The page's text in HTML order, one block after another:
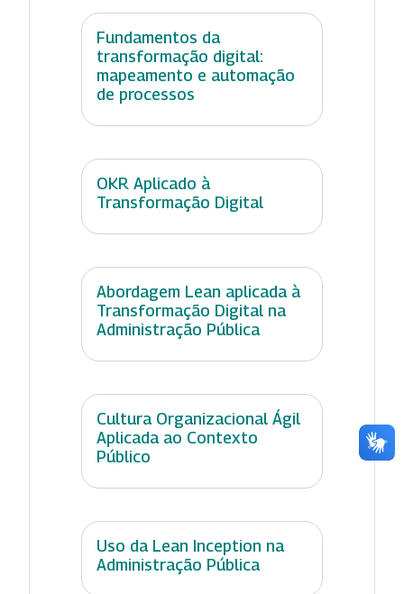
Fundamentos da
transformação digital:
mapeamento e automação
de processos
OKR Aplicado à
Transformação Digital
Abordagem Lean aplicada à
Transformação Digital na
Administração Pública
Cultura Organizacional Ágil
Aplicada ao Contexto
Público
Uso da Lean Inception na
Administração Pública